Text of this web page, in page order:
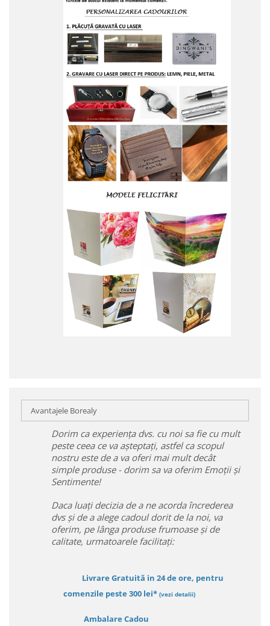
Avantajele Borealy
Dorim ca experiența dvs. cu noi sa fie cu mult
peste ceea ce va așteptați, astfel ca scopul
nostru este de a va oferi mai mult decât
simple produse - dorim sa va oferim Emoții și
Sentimente!
Daca luați decizia de a ne acorda încrederea
dvs și de a alege cadoul dorit de la noi, va
oferim, pe lânga produse frumoase și de
calitate, urmatoarele facilitați:
Livrare Gratuită in 24 de ore, pentru
comenzile peste 300 lei* (vezi detalii)
Ambalare Cadou